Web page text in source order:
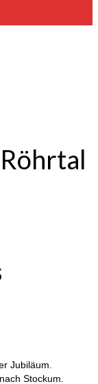
Jubiläum.
Stockum.